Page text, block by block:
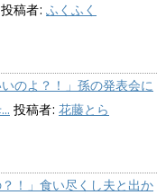
投稿者: ふくふく
いのよ？！」孫の発表会に
投稿者: 花藤とら
？！」食い尽くし夫と出か